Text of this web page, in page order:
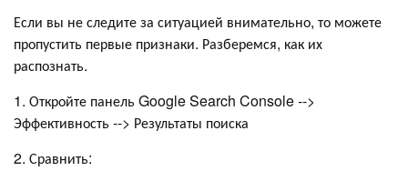
Если вы не следите за ситуацией внимательно, то можете
пропустить первые признаки. Разберемся, как их
распознать.
1. Откройте панель Google Search Console -->
Эффективность --> Результаты поиска
2. Сравнить: